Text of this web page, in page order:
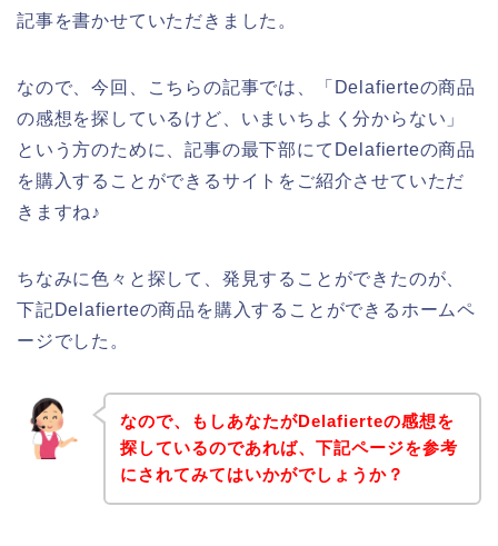
記事を書かせていただきました。
なので、今回、こちらの記事では、「Delafierteの商品
の感想を探しているけど、いまいちよく分からない」
という方のために、記事の最下部にてDelafierteの商品
を購入することができるサイトをご紹介させていただ
きますね♪
ちなみに色々と探して、発見することができたのが、
下記Delafierteの商品を購入することができるホームペ
ージでした。
なので、もしあなたがDelafierteの感想を
探しているのであれば、下記ページを参考
にされてみてはいかがでしょうか？